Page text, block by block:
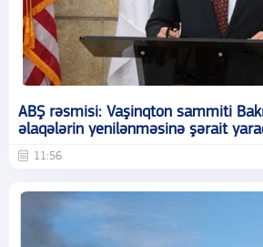
ABŞ rəsmisi: Vaşinqton sammiti
əlaqələrin yenilənməsinə şərait
11:56